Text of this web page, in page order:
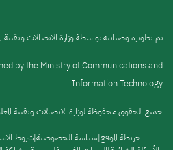
تم تطويره وصيانته بواسطة وزارة الاتصالات وتقنية
by the Ministry of Communications and
Information Technology
جميع الحقوق محفوظة لوزارة الاتصالات وتقنية
خريطة الموقع سياسة الخصوصية شروط